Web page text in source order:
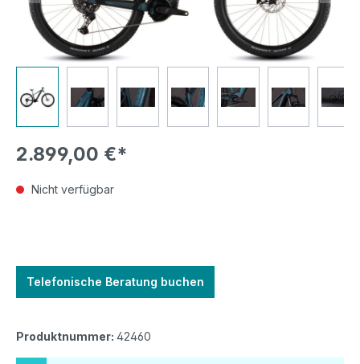
2.899,00 €*
Nicht verfügbar
Telefonische Beratung buchen
Produktnummer: 42460